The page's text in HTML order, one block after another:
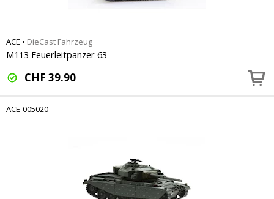
ACE • DieCast Fahrzeug
M113 Feuerleitpanzer 63
CHF 39.90
ACE-005020